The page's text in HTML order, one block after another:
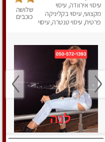
עיסוי אירוודה, עיסוי
מקצועי, עיסוי בקליניקה
פרטית, עיסוי טנטרה, עיסוי
שלושה
כוכבים